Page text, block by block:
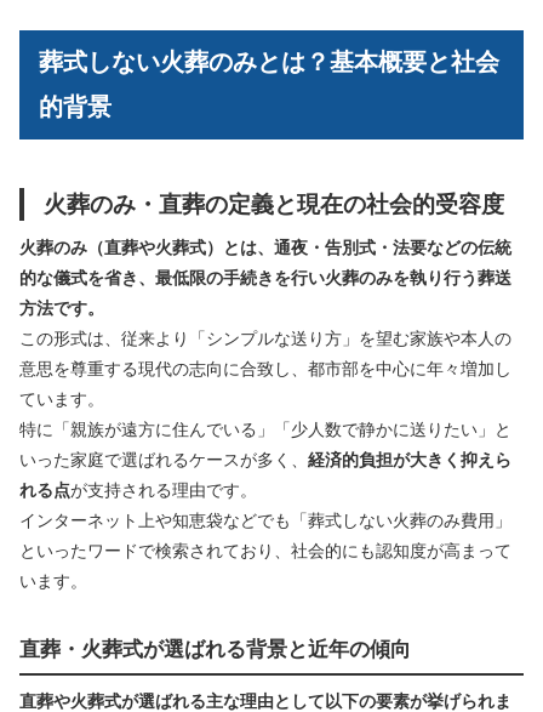
葬式しない火葬のみとは？基本概要と社会
的背景
火葬のみ・直葬の定義と現在の社会的受容度
火葬のみ（直葬や火葬式）とは、通夜・告別式・法要などの伝統
的な儀式を省き、最低限の手続きを行い火葬のみを執り行う葬送
方法です。
この形式は、従来より「シンプルな送り方」を望む家族や本人の
意思を尊重する現代の志向に合致し、都市部を中心に年々増加し
ています。
特に「親族が遠方に住んでいる」「少人数で静かに送りたい」と
いった家庭で選ばれるケースが多く、 経済的負担が大きく抑えら
れる点が支持される理由です。
インターネット上や知恵袋などでも「葬式しない火葬のみ費用」
といったワードで検索されており、社会的にも認知度が高まって
います。
直葬・火葬式が選ばれる背景と近年の傾向
直葬や火葬式が選ばれる主な理由として以下の要素が挙げられま